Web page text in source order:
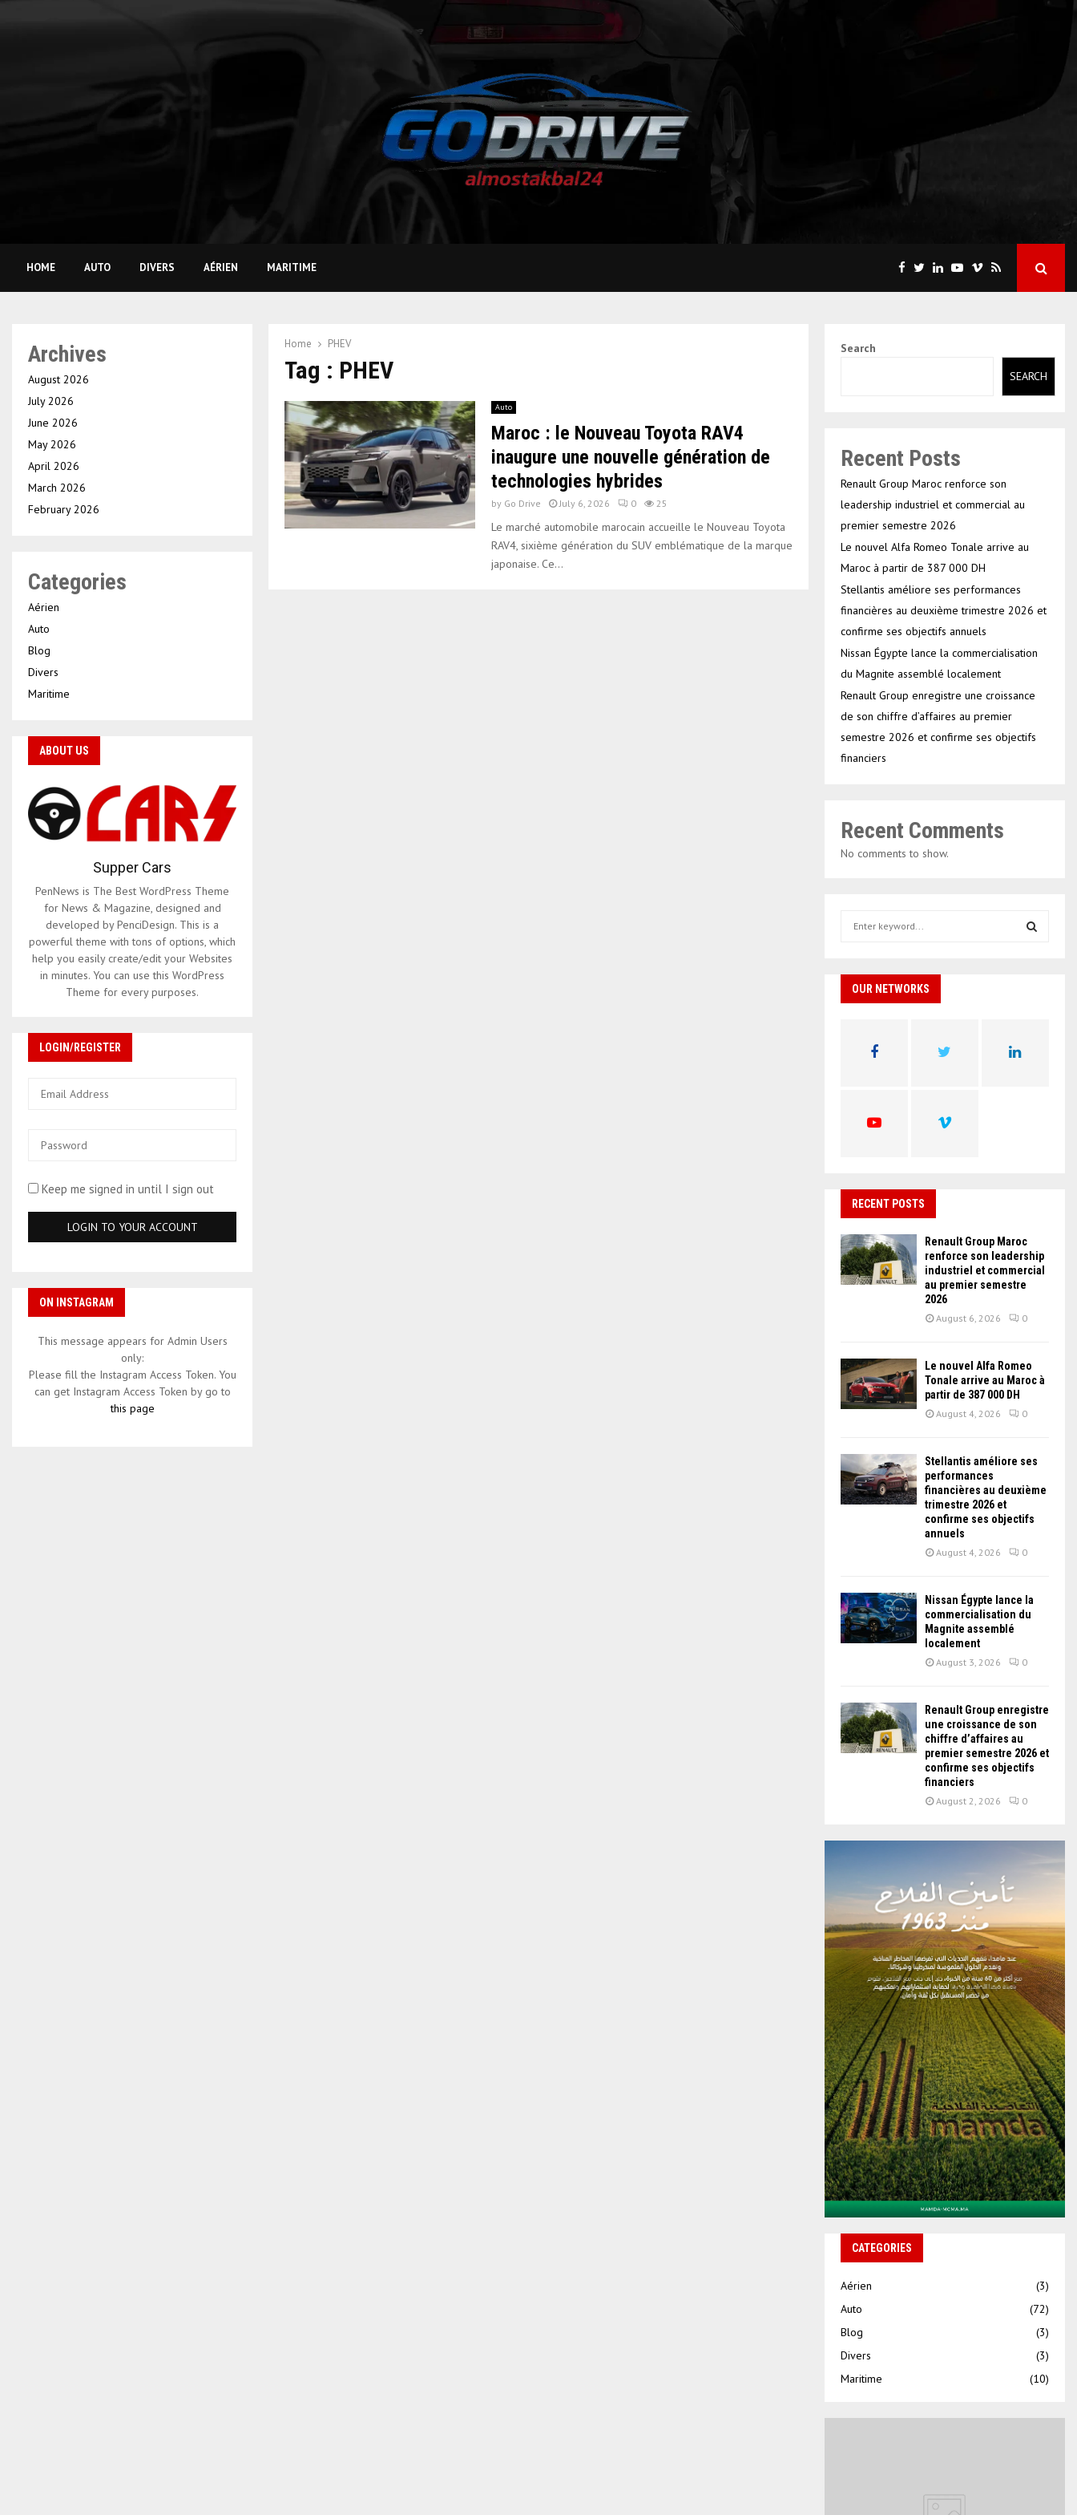
HOME AUTO DIVERS AÉRIEN MARITIME
Home PHEV
Tag : PHEV
Auto
Maroc : le Nouveau Toyota RAV4
inaugure une nouvelle génération de
technologies hybrides
by Go Drive July 6, 2026 0 25
Le marché automobile marocain accueille le Nouveau Toyota
RAV4, sixième génération du SUV emblématique de la marque
japonaise. Ce...
Archives
August 2026
July 2026
June 2026
May 2026
April 2026
March 2026
February 2026
Categories
Aérien
Auto
Blog
Divers
Maritime
ABOUT US
Supper Cars
PenNews is The Best WordPress Theme
for News & Magazine, designed and
developed by PenciDesign. This is a
powerful theme with tons of options, which
help you easily create/edit your Websites
in minutes. You can use this WordPress
Theme for every purposes.
LOGIN/REGISTER
Keep me signed in until I sign out
ON INSTAGRAM
This message appears for Admin Users
only:
Please fill the Instagram Access Token. You
can get Instagram Access Token by go to
this page
Search
SEARCH
Recent Posts
Renault Group Maroc renforce son
leadership industriel et commercial au
premier semestre 2026
Le nouvel Alfa Romeo Tonale arrive au
Maroc à partir de 387 000 DH
Stellantis améliore ses performances
financières au deuxième trimestre 2026 et
confirme ses objectifs annuels
Nissan Égypte lance la commercialisation
du Magnite assemblé localement
Renault Group enregistre une croissance
de son chiffre d’affaires au premier
semestre 2026 et confirme ses objectifs
financiers
Recent Comments
No comments to show.
h
OUR NETWORKS
RECENT POSTS
Renault Group Maroc
renforce son leadership
industriel et commercial
au premier semestre
2026
August 6, 2026 0
Le nouvel Alfa Romeo
Tonale arrive au Maroc à
partir de 387 000 DH
August 4, 2026 0
Stellantis améliore ses
performances
financières au deuxième
trimestre 2026 et
confirme ses objectifs
annuels
August 4, 2026 0
Nissan Égypte lance la
commercialisation du
Magnite assemblé
localement
August 3, 2026 0
Renault Group enregistre
une croissance de son
chiffre d’affaires au
premier semestre 2026 et
confirme ses objectifs
financiers
August 2, 2026 0
CATEGORIES
Aérien
(3)
Auto
(72)
Blog
(3)
Divers
(3)
Maritime
(10)